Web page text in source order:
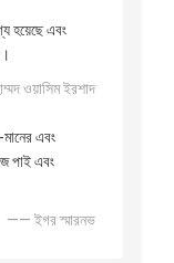
হয়েছে এবং
ওয়াসিম ইরশাদ
এবং
পাই এবং
—— ইগর স্মারনভ